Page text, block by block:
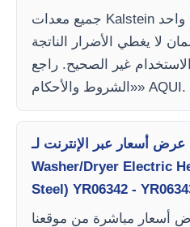
جميع معدات Kalstein تأتي بضمان لمدة عام واحد
لا يغطي الأضرار الناتجة
غير الصحيح. راجع
«الشروط والأحكام» AQUI.
أسعار عبر الإنترنت لـ
Washer/Dryer Electric
أسعار مباشرة من موقعنا